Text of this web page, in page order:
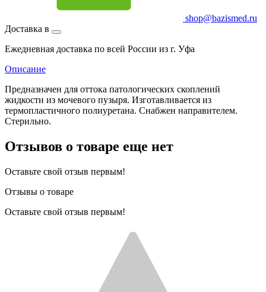
shop@bazismed.ru
Доставка в
Ежедневная доставка по всей России из г. Уфа
Описание
Предназначен для оттока патологических скоплений
жидкости из мочевого пузыря. Изготавливается из
термопластичного полиуретана. Снабжен направителем.
Стерильно.
Отзывов о товаре еще нет
Оставьте свой отзыв первым!
Отзывы о товаре
Оставьте свой отзыв первым!